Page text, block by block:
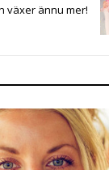
växer ännu mer!